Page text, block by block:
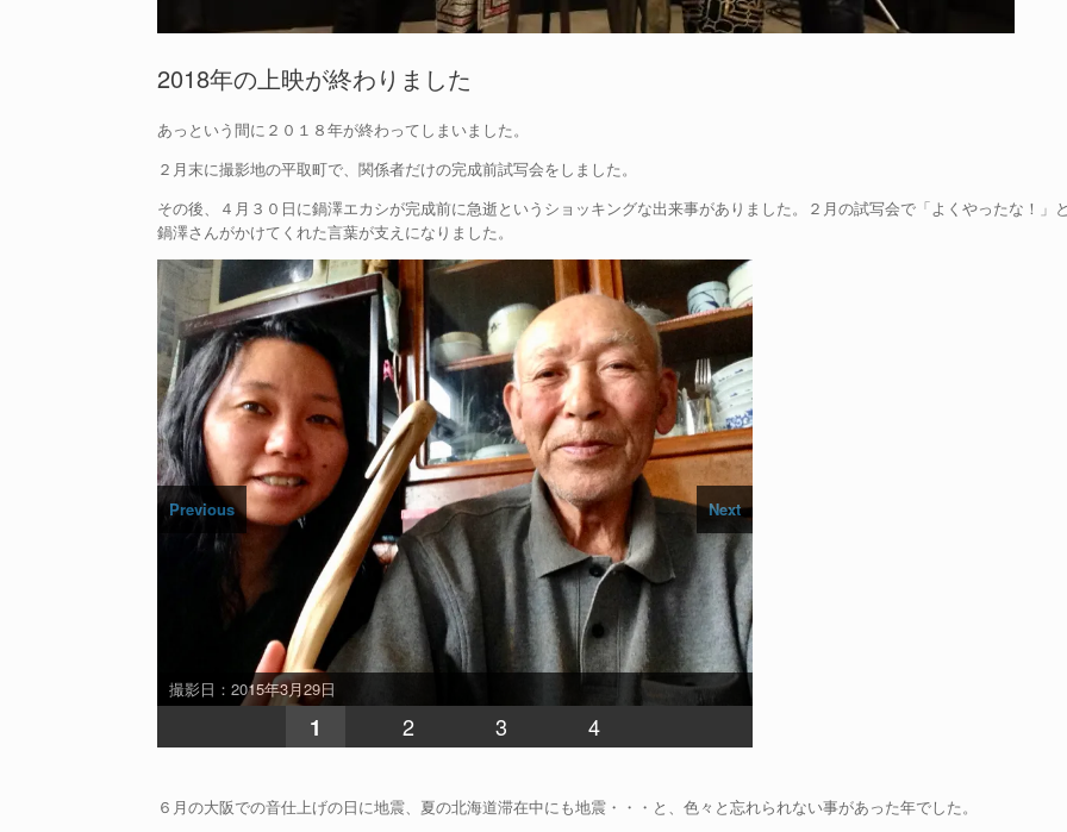
2018年の上映が終わりました
あっという間に２０１８年が終わってしまいました。
２月末に撮影地の平取町で、関係者だけの完成前試写会をしました。
その後、４月３０日に鍋澤エカシが完成前に急逝というショッキングな出来事がありました。２月の試写会で「よくやったな！」
鍋澤さんがかけてくれた言葉が支えになりました。
撮影日：2015年3月29日
Previous Next
1 2 3 4
６月の大阪での音仕上げの日に地震、夏の北海道滞在中にも地震・・・と、色々と忘れられない事があった年でした。